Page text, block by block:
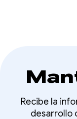
Recibe la
desarrollo